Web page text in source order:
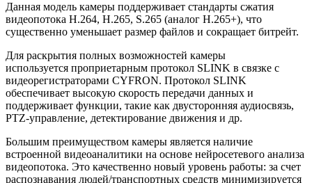
Данная модель камеры поддерживает стандарты сжатия
видеопотока H.264, H.265, S.265 (аналог H.265+), что
существенно уменьшает размер файлов и сокращает битрейт.
Для раскрытия полных возможностей камеры
используется проприетарным протокол SLINK в связке с
видеорегистраторами CYFRON. Протокол SLINK
обеспечивает высокую скорость передачи данных и
поддерживает функции, такие как двусторонняя аудиосвязь,
PTZ-управление, детектирование движения и др.
Большим преимуществом камеры является наличие
встроенной видеоаналитики на основе нейросетевого анализа
видеопотока. Это качественно новый уровень работы: за счет
распознавания людей/транспортных средств минимизируется